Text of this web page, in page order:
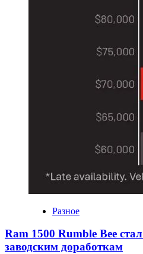
Разное
Ram 1500 Rumble Bee
заводским доработкам